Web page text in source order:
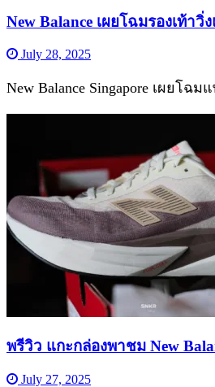
New Balance เผยโฉมรองเท้า
July 28, 2025
New Balance Singapore เผยโฉ
พรีวิว แกะกล่องพาชม New
July 27, 2025